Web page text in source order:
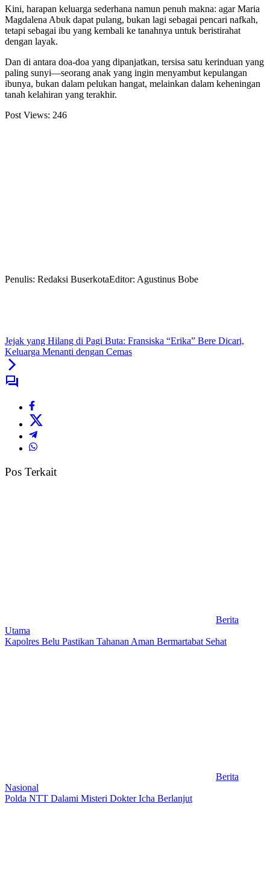
Kini, harapan keluarga sederhana namun penuh makna: agar Maria
Magdalena Abuk dapat pulang, bukan lagi sebagai pencari nafkah,
tetapi sebagai ibu yang kembali ke tanahnya untuk beristirahat
dengan layak.
Dan di antara doa-doa yang dipanjatkan, tersisa satu kerinduan yang
paling sunyi—seorang anak yang ingin menyambut kepulangan
ibunya, bukan dalam pelukan hangat, melainkan dalam keheningan
tanah kelahiran yang terakhir.
Post Views: 246
Penulis: Redaksi BuserkotaEditor: Agustinus Bobe
Jejak yang Hilang di Pagi Buta: Fransiska “Erika” Bere Dicari,
Keluarga Menanti dengan Cemas
Pos Terkait
Berita
Utama
Kapolres Belu Pastikan Tahanan Aman Bermartabat Sehat
Berita
Nasional
Polda NTT Dalami Misteri Dokter Icha Berlanjut